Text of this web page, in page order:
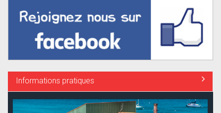
Informations pratiques